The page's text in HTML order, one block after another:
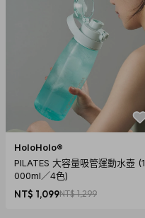
HoloHolo®
PILATES 大容量吸管運動水壺 (1
000ml／4色)
NT$ 1,099NT$ 1,299